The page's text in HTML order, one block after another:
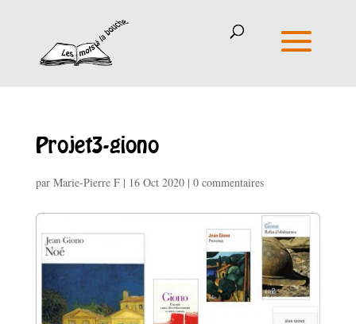
Projet3-giono
par Marie-Pierre F| 16 Oct 2020| 0 commentaires